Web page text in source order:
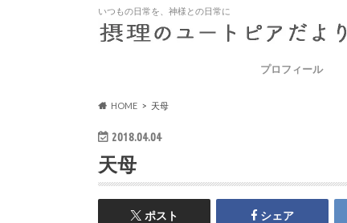
いつもの日常を、神様との日常に
プロフィール
HOME 天母
2018.04.04
天母
ポスト シェア